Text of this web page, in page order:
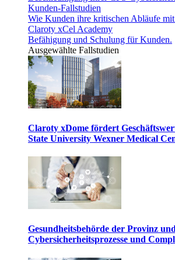
Kunden-Fallstudien
Wie Kunden ihre kritischen Abläufe
Claroty xCel Academy
Befähigung und Schulung für Kunden.
Ausgewählte Fallstudien
Claroty xDome fördert
State University Wexner Medical
Gesundheitsbehörde der Provinz
Cybersicherheitsprozesse und